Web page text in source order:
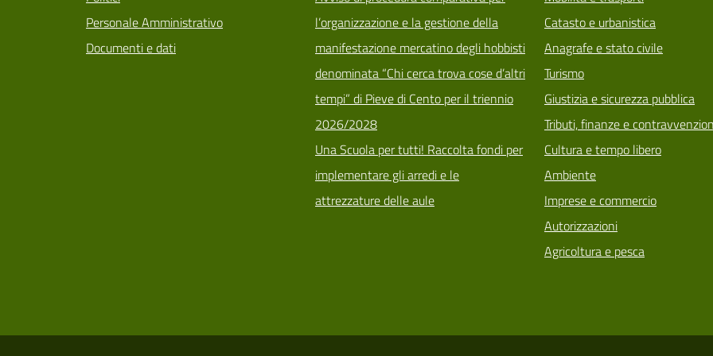
Personale Amministrativo
Documenti e dati
l’organizzazione e la gestione della
manifestazione mercatino degli hobbisti
denominata “Chi cerca trova cose d’altri
tempi” di Pieve di Cento per il triennio
2026/2028
Una Scuola per tutti! Raccolta fondi per
implementare gli arredi e le
attrezzature delle aule
Catasto e urbanistica
Anagrafe e stato civile
Turismo
Giustizia e sicurezza pubblica
Tributi, finanze e
Cultura e tempo libero
Ambiente
Imprese e commercio
Autorizzazioni
Agricoltura e pesca